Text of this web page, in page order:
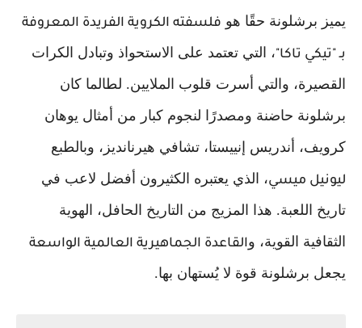
يميز برشلونة حقًا هو فلسفته الكروية الفريدة المعروفة
بـ "تيكي تاكا"، التي تعتمد على الاستحواذ وتبادل الكرات
القصيرة، والتي أسرت قلوب الملايين. لطالما كان
برشلونة حاضنة ومصدرًا لنجوم كبار من أمثال يوهان
كرويف، أندريس إنييستا، تشافي هيرنانديز، وبالطبع
ليونيل ميسي، الذي يعتبره الكثيرون أفضل لاعب في
تاريخ اللعبة. هذا المزيج من التاريخ الحافل، الهوية
الثقافية القوية، والقاعدة الجماهيرية العالمية الواسعة
يجعل برشلونة قوة لا يُستهان بها.